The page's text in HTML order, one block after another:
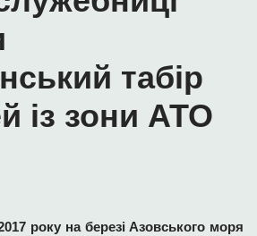
табір
із зони АТО
року на березі Азовського моря